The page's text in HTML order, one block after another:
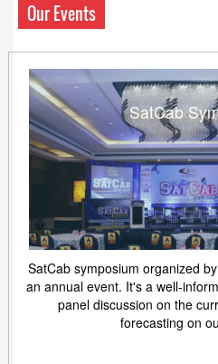
Our Events
SatCab
SatCab symposium organized
an annual event. It's a well-
panel discussion on the
forecasting on